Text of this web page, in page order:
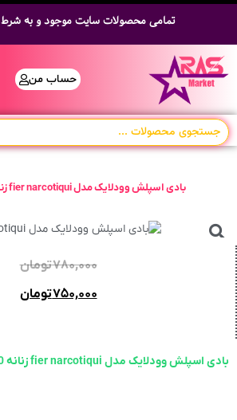
تمامی محصولات سایت موجود و به شرط
حساب من
بادی اسپلش وودلایک مدل fier narcotiqui زنانه 250 میلی لیتر
۷۸۰,۰۰۰تومان
۷۵۰,۰۰۰تومان
بادی اسپلش وودلایک مدل fier narcotiqui زنانه 250 میلی لیتر